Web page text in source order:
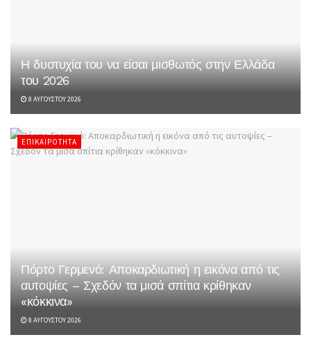
Η δυστυχία του να είσαι μισθωτός στην Ελλάδα
του 2026
8 ΑΥΓΟΎΣΤΟΥ 2026
ΕΠΙΚΑΙΡΌΤΗΤΑ
Πόρτο Γερμενό: Αποκαρδιωτική η εικόνα από τις
αυτοψίες – Σχεδόν τα μισά σπίτια κρίθηκαν
«κόκκινα»
8 ΑΥΓΟΎΣΤΟΥ 2026